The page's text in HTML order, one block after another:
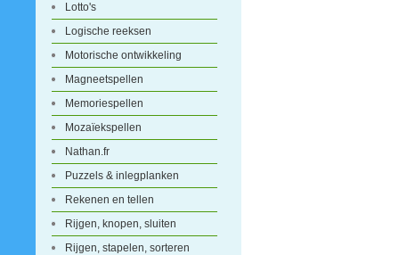
Lotto's
Logische reeksen
Motorische ontwikkeling
Magneetspellen
Memoriespellen
Mozaïekspellen
Nathan.fr
Puzzels & inlegplanken
Rekenen en tellen
Rijgen, knopen, sluiten
Rijgen, stapelen, sorteren